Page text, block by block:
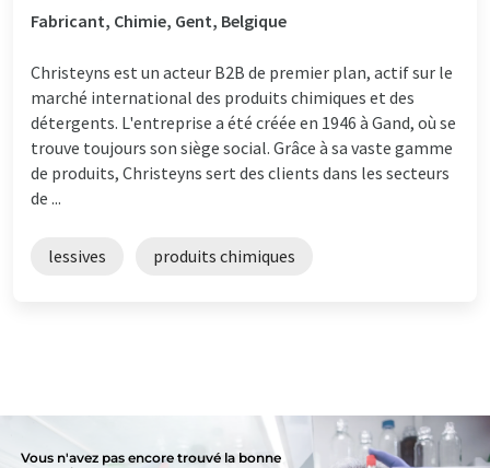
Fabricant, Chimie, Gent, Belgique
Christeyns est un acteur B2B de premier plan, actif sur le
marché international des produits chimiques et des
détergents. L'entreprise a été créée en 1946 à Gand, où se
trouve toujours son siège social. Grâce à sa vaste gamme
de produits, Christeyns sert des clients dans les secteurs
de ...
lessives produits chimiques
Vous n'avez pas encore trouvé la bonne